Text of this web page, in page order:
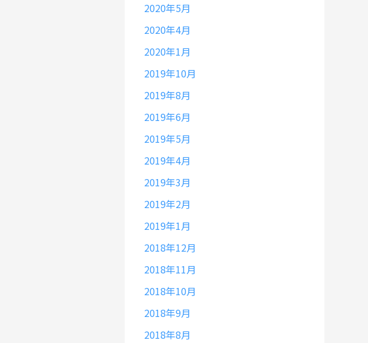
2020年5月
2020年4月
2020年1月
2019年10月
2019年8月
2019年6月
2019年5月
2019年4月
2019年3月
2019年2月
2019年1月
2018年12月
2018年11月
2018年10月
2018年9月
2018年8月